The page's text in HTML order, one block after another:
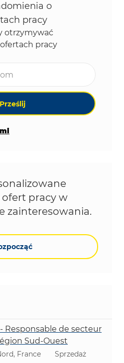
o
pracy
otrzymywać
pracy
Prześlij
pracy w
zainteresowania.
- Responsable de secteur
Sud-Ouest
France Kategoria
Sprzedaż